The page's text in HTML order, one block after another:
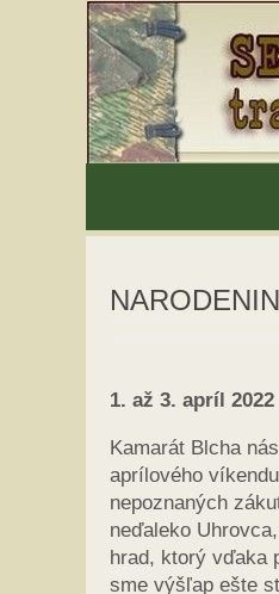
1. až 3. apríl 2022
Kamarát Blcha
aprílového
nepoznaných
neďaleko
hrad, ktorý vďaka
sme výšľap ešte